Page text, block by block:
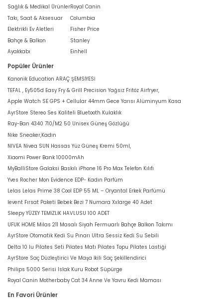
Sağlık & Medikal Ürünler
Takı, Saat & Aksesuar
Elektrikli Ev Aletleri
Bahçe & Balkon
Ayakkabı
Royal Canin
Columbia
Fisher Price
Stanley
Einhell
Popüler Ürünler
Kanonik Education ARAÇ ŞEMSİYESİ
TEFAL , Ey505d Easy Fry & Grill Precision Yağsız Fritöz Airfryer,
Apple Watch SE GPS + Cellular 44mm Gece Yarısı Alüminyum Kasa
AyrStore Stereo Ses Kaliteli Bluetooth Kulaklık
Ray-Ban 4340 710/M2 50 Unisex Güneş Gözlüğü
Nike Sneaker,Kadın
NIVEA Nivea SUN Hassas Yüz Güneş Kremi 50ml,
Xiaomi Power Bank 10000mAh
MyBalliStore Galaksi Baskılı iPhone 16 Pro Max Telefon Kılıfı
Yves Rocher Mon Evidence EDP- Kadın Parfüm
Lelas Lelas Prime 38 Cool EDP 55 ML – Oryantal Erkek Parfümü
levent Fırsat Paketi Bebek Bezi 7 Numara Xxlarge 40 Adet
Sleepy YÜZEY TEMİZLİK HAVLUSU 100 ADET
UFUK HOME Milas 211 Masalı Siyah Fermuarlı Bahçe Balkon Takımı
AyrStore Otomatik Kedi Su Pınarı Ultra Sessiz Kedi Su Sebili
Delta 10 lu Pilates Seti Pilates Matı Pilates Topu Pilates Lastiği
AyrStore Saç Düzleştirici Ve Maşa İkili Saç Şekillendirici
Philips 5000 Serisi Islak Kuru Robot Süpürge
Royal Canin Motherbaby Cat 34 Anne Ve Yavru Kedi Maması
En Favori Ürünler